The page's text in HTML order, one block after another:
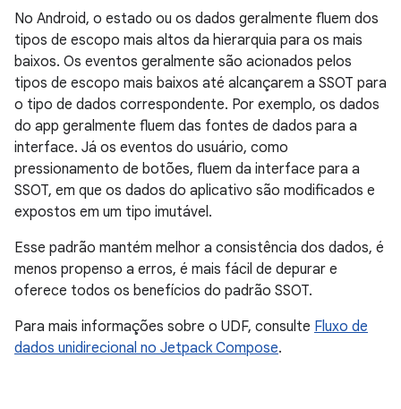
No Android, o estado ou os dados geralmente fluem dos
tipos de escopo mais altos da hierarquia para os mais
baixos. Os eventos geralmente são acionados pelos
tipos de escopo mais baixos até alcançarem a SSOT para
o tipo de dados correspondente. Por exemplo, os dados
do app geralmente fluem das fontes de dados para a
interface. Já os eventos do usuário, como
pressionamento de botões, fluem da interface para a
SSOT, em que os dados do aplicativo são modificados e
expostos em um tipo imutável.
Esse padrão mantém melhor a consistência dos dados, é
menos propenso a erros, é mais fácil de depurar e
oferece todos os benefícios do padrão SSOT.
Para mais informações sobre o UDF, consulte Fluxo de
dados unidirecional no Jetpack Compose.